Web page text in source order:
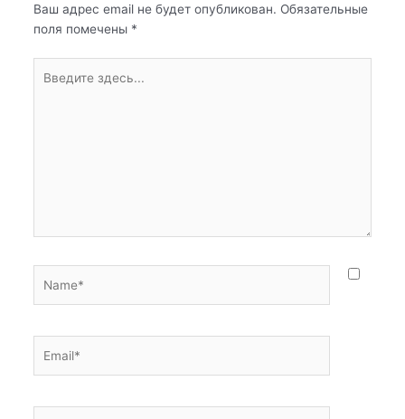
Ваш адрес email не будет опубликован. Обязательные
поля помечены *
здесь...